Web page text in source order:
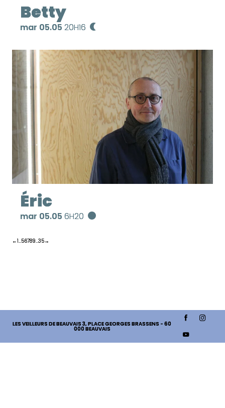
Betty
mar 05.05 20H16
Éric
mar 05.05 6H20
←1…56789…35→
LES VEILLEURS DE BEAUVAIS 3, PLACE GEORGES BRASSENS - 60
000 BEAUVAIS